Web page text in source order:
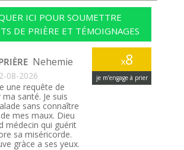
ICI POUR SOUMETTRE
DE PRIÈRE ET TÉMOIGNAGES
x8
je m’engage à prier
Nehemie
08-2026
une requête de
santé. Je suis
sans connaître
mes maux. Dieu
médecin qui guérit
sa miséricorde.
gràce a ses yeux.